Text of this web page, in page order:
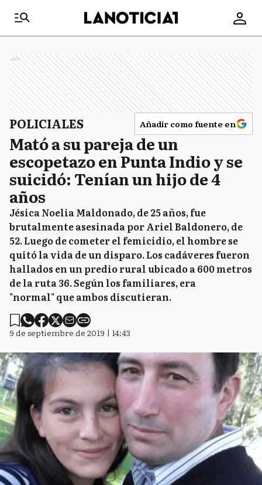
Ads
POLICIALES Añadir como fuente en
Mató a su pareja de un
escopetazo en Punta Indio y se
suicidó: Tenían un hijo de 4
años
Jésica Noelia Maldonado, de 25 años, fue
brutalmente asesinada por Ariel Baldonero, de
52. Luego de cometer el femicidio, el hombre se
quitó la vida de un disparo. Los cadáveres fueron
hallados en un predio rural ubicado a 600 metros
de la ruta 36. Según los familiares, era
"normal" que ambos discutieran.
9 de septiembre de 2019 | 14:43